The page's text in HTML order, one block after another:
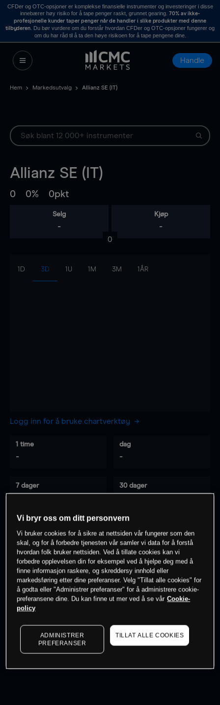
CFDer og OTC-opsjoner er komplekse finansielle instrumenter og investeringer i disse
innebærer høy risiko for å tape penger raskt, grunnet gearing. 70% av ikke-
profesjonelle kunder taper penger når de handler i slike produkter med denne
tilbyderen . Du bør vurdere om du forstår hvordan CFDer og OTC-opsjoner fungerer og
om du har råd til å ta den høye risikoen for å tape pengene dine.
Handle
Hem Markedsutvalg Allianz SE (IT)
Allianz SE (IT)
0 0% 0pkt
Selg
-
Kjøp
-
0
1D 3D 1U 1M 3M 1ÅR
Logg inn for å bruke chartverktøy
1 time
-
dag
-
7 dager 30 dager
0% av kunder erpå dette instrumentet
Søk om konto
Kursene er veiledende. to see latest market data
Vi bryr oss om ditt personvern
Vi bruker cookies for å sikre at nettsiden vår fungerer som den
skal, og for å forbedre tjenesten vår samler vi data for å forstå
hvordan folk bruker nettsiden. Ved å tillate cookies kan vi
forbedre opplevelsen din for eksempel ved å hjelpe deg med å
finne informasjon raskere, og skreddersy innhold eller
markedsføring etter dine preferanser. Velg "Tillat alle cookies" for
å godta eller "Administrer preferanser" for å administrere cookie-
preferansene dine. Du kan finne ut mer ved å se vår Cookie-
policy
ADMINISTRER
PREFERANSER
TILLAT ALLE COOKIES